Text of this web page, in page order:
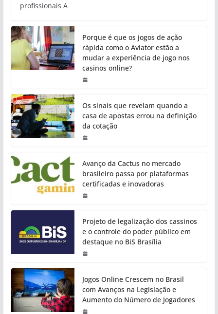
profissionais A
Porque é que os jogos de ação
rápida como o Aviator estão a
mudar a experiência de jogo nos
casinos online?
Os sinais que revelam quando a
casa de apostas errou na definição
da cotação
Avanço da Cactus no mercado
brasileiro passa por plataformas
certificadas e inovadoras
Projeto de legalização dos cassinos
e o controle do poder público em
destaque no BiS Brasília
Jogos Online Crescem no Brasil
com Avanços na Legislação e
Aumento do Número de Jogadores